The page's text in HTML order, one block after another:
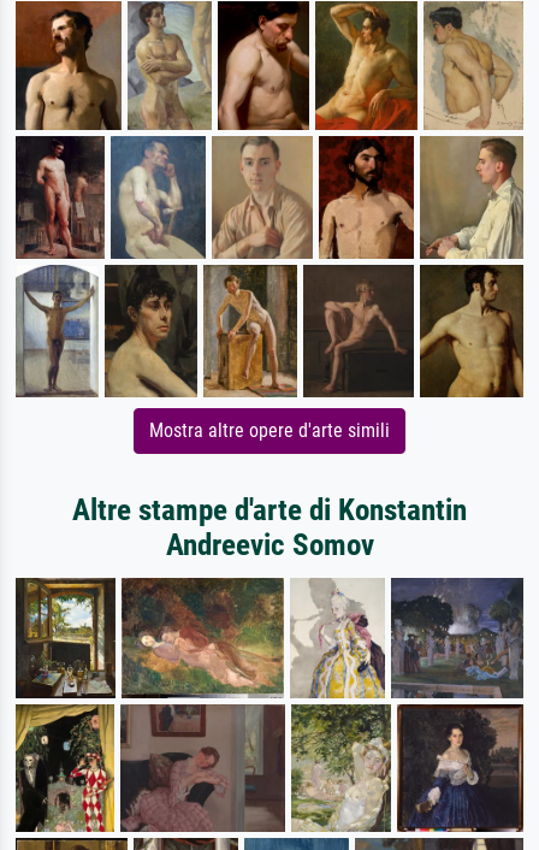
Mostra altre opere d'arte simili
Altre stampe d'arte di Konstantin
Andreevic Somov